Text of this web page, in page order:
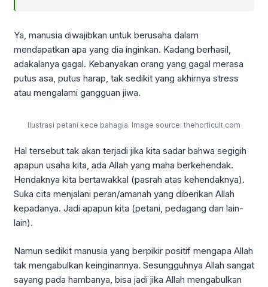
Ya, manusia diwajibkan untuk berusaha dalam
mendapatkan apa yang dia inginkan. Kadang berhasil,
adakalanya gagal. Kebanyakan orang yang gagal merasa
putus asa, putus harap, tak sedikit yang akhirnya stress
atau mengalami gangguan jiwa.
Ilustrasi petani kece bahagia. Image source: thehorticult.com
Hal tersebut tak akan terjadi jika kita sadar bahwa segigih
apapun usaha kita, ada Allah yang maha berkehendak.
Hendaknya kita bertawakkal (pasrah atas kehendaknya).
Suka cita menjalani peran/amanah yang diberikan Allah
kepadanya. Jadi apapun kita (petani, pedagang dan lain-
lain).
Namun sedikit manusia yang berpikir positif mengapa Allah
tak mengabulkan keinginannya. Sesungguhnya Allah sangat
sayang pada hambanya, bisa jadi jika Allah mengabulkan